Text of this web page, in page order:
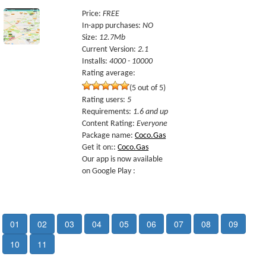
Price:FREE
In-app purchases:NO
Size: 12.7Mb
Current Version:2.1
Installs:4000 - 10000
Rating average:
(5 out of 5)
Rating users: 5
Requirements: 1.6 and up
Content Rating:Everyone
Package name:Coco.Gas
Get it on::Coco.Gas
Our app is now available
on Google Play :
01 02 03 04 05 06 07 08
09
10
11